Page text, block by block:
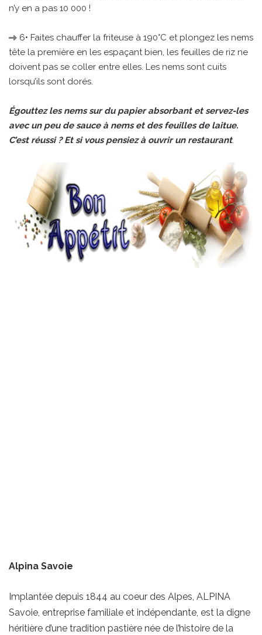
n’y en a pas 10 000 !
6• Faites chauffer la friteuse à 190°C et plongez les nems
tête la première en les espaçant bien, les feuilles de riz ne
doivent pas se coller entre elles. Les nems sont cuits
lorsqu’ils sont dorés.
Égouttez les nems sur du papier absorbant et servez-les
avec un peu de sauce à nems et des feuilles de laitue.
C’est réussi ? Et si vous pensiez à ouvrir un restaurant.
Alpina Savoie
Implantée depuis 1844 au coeur des Alpes, ALPINA
Savoie, entreprise familiale et indépendante, est la digne
héritière d’une tradition pastière née de l’histoire de la